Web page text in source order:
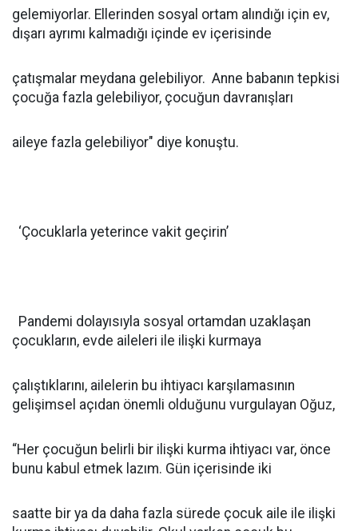
gelemiyorlar. Ellerinden sosyal ortam alındığı için ev,
dışarı ayrımı kalmadığı içinde ev içerisinde
çatışmalar meydana gelebiliyor. Anne babanın tepkisi
çocuğa fazla gelebiliyor, çocuğun davranışları
aileye fazla gelebiliyor" diye konuştu.
‘Çocuklarla yeterince vakit geçirin’
Pandemi dolayısıyla sosyal ortamdan uzaklaşan
çocukların, evde aileleri ile ilişki kurmaya
çalıştıklarını, ailelerin bu ihtiyacı karşılamasının
gelişimsel açıdan önemli olduğunu vurgulayan Oğuz,
“Her çocuğun belirli bir ilişki kurma ihtiyacı var, önce
bunu kabul etmek lazım. Gün içerisinde iki
saatte bir ya da daha fazla sürede çocuk aile ile ilişki